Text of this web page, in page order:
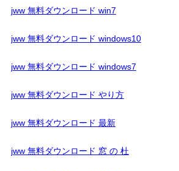
jww 無料ダウンロード win7
jww 無料ダウンロード windows10
jww 無料ダウンロード windows7
jww 無料ダウンロード やり方
jww 無料ダウンロード 最新
jww 無料ダウンロード 窓 の 杜